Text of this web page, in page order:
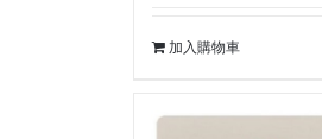
加入購物車